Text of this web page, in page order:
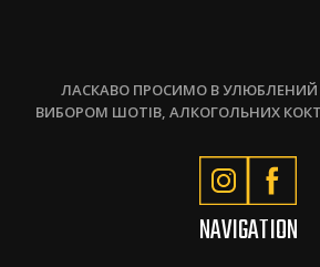
ЛАСКАВО ПРОСИМО В УЛЮБЛЕНИЙ
ВИБОРОМ ШОТІВ, АЛКОГОЛЬНИХ
NAVIGATION